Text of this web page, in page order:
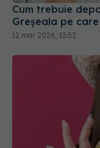
Cum trebuie
Greșeala pe
12 mar 2026, 13:52